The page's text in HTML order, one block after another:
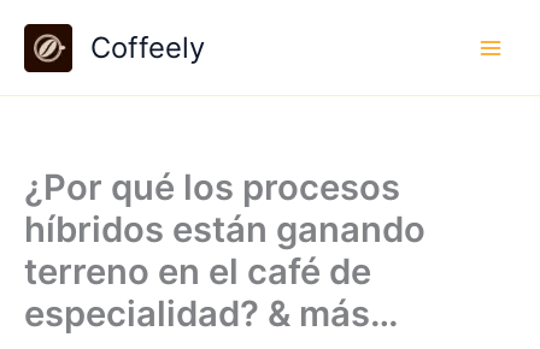
content
Coffeely
¿Por qué los procesos
híbridos están ganando
terreno en el café de
especialidad? & más…